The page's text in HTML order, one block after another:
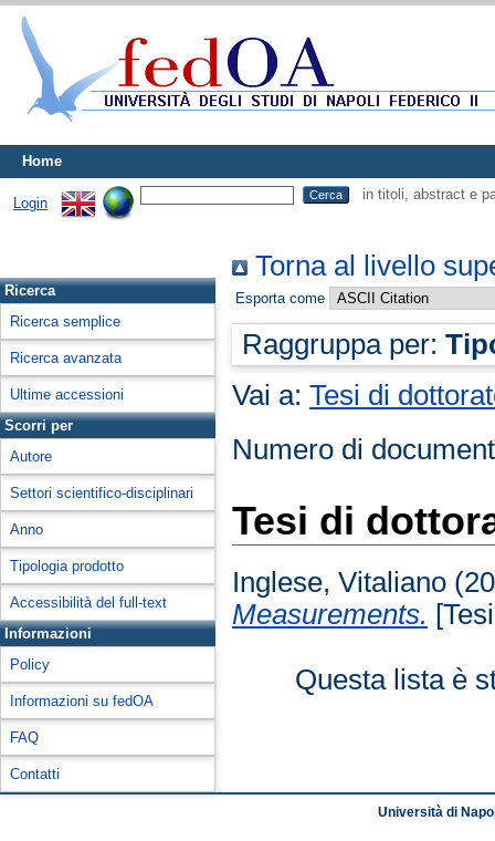
Home
Login
in titoli, abstract e
Ricerca
Ricerca semplice
Ricerca avanzata
Ultime accessioni
Scorri per
Autore
Settori scientifico-disciplinari
Anno
Tipologia prodotto
Accessibilità del full-text
Informazioni
Policy
Informazioni su fedOA
FAQ
Contatti
Torna al livello
Esporta come
Raggruppa per:
Vai a:Tesi di
Numero di
Tesi di
Inglese, Vitaliano
Measurements.
Questa lista è
Università di